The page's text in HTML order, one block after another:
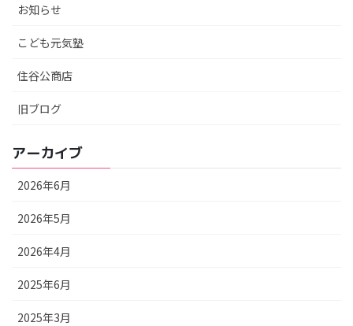
お知らせ
こども元気塾
住谷公商店
旧ブログ
アーカイブ
2026年6月
2026年5月
2026年4月
2025年6月
2025年3月